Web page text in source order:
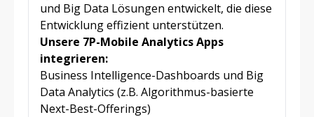
und Big Data Lösungen entwickelt, die diese
Entwicklung effizient unterstützen.
Unsere 7P-Mobile Analytics Apps
integrieren:
Business Intelligence-Dashboards und Big
Data Analytics (z.B. Algorithmus-basierte
Next-Best-Offerings)